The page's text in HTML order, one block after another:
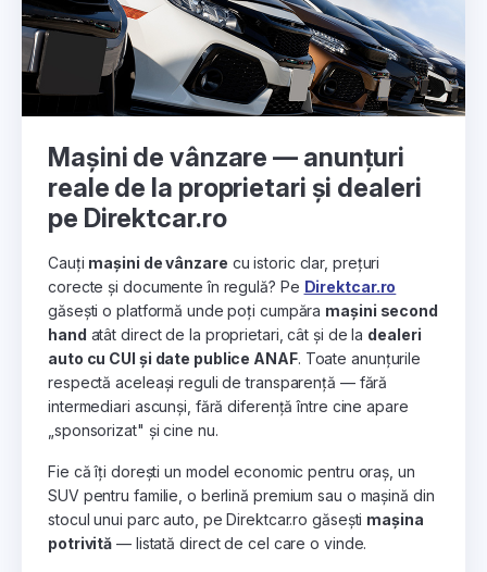
Mașini de vânzare — anunțuri
reale de la proprietari și dealeri
pe Direktcar.ro
Cauți mașini de vânzare cu istoric clar, prețuri
corecte și documente în regulă? Pe Direktcar.ro
găsești o platformă unde poți cumpăra mașini second
hand atât direct de la proprietari, cât și de la dealeri
auto cu CUI și date publice ANAF. Toate anunțurile
respectă aceleași reguli de transparență — fără
intermediari ascunși, fără diferență între cine apare
„sponsorizat" și cine nu.
Fie că îți dorești un model economic pentru oraș, un
SUV pentru familie, o berlină premium sau o mașină din
stocul unui parc auto, pe Direktcar.ro găsești mașina
potrivită — listată direct de cel care o vinde.